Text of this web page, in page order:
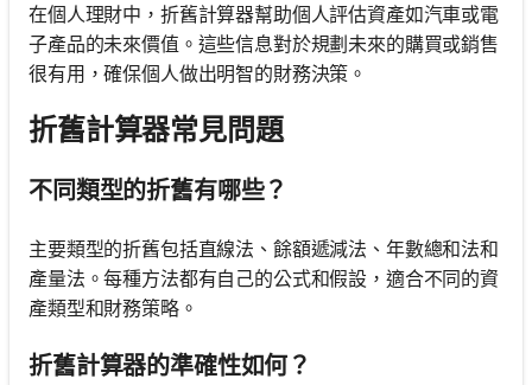
在個人理財中，折舊計算器幫助個人評估資產如汽車或電
子產品的未來價值。這些信息對於規劃未來的購買或銷售
很有用，確保個人做出明智的財務決策。
折舊計算器常見問題
不同類型的折舊有哪些？
主要類型的折舊包括直線法、餘額遞減法、年數總和法和
產量法。每種方法都有自己的公式和假設，適合不同的資
產類型和財務策略。
折舊計算器的準確性如何？